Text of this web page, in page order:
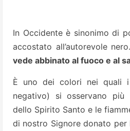
In Occidente è sinonimo di
accostato all’autorevole nero.
vede abbinato al fuoco e al
È uno dei colori nei quali
negativo) si osservano più
dello Spirito Santo e le
di nostro Signore donato per